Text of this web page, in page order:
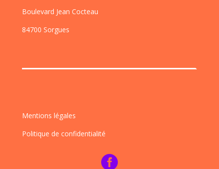
Boulevard Jean Cocteau
84700 Sorgues
Mentions légales
Politique de confidentialité
